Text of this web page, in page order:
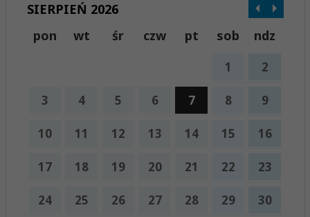
SIERPIEŃ 2026
pon
wt śr czw pt sob ndz
1 2
3 4 5 6 7 8 9
10 11 12 13 14 15 16
17 18 19 20 21 22 23
24 25 26 27 28 29 30